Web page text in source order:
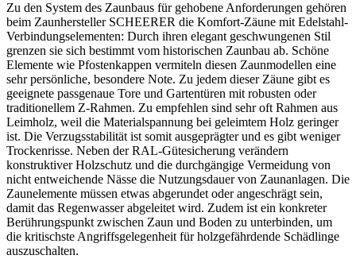
Zu den System des Zaunbaus für gehobene Anforderungen gehören
beim Zaunhersteller SCHEERER die Komfort-Zäune mit Edelstahl-
Verbindungselementen: Durch ihren elegant geschwungenen Stil
grenzen sie sich bestimmt vom historischen Zaunbau ab. Schöne
Elemente wie Pfostenkappen vermiteln diesen Zaunmodellen eine
sehr persönliche, besondere Note. Zu jedem dieser Zäune gibt es
geeignete passgenaue Tore und Gartentüren mit robusten oder
traditionellem Z-Rahmen. Zu empfehlen sind sehr oft Rahmen aus
Leimholz, weil die Materialspannung bei geleimtem Holz geringer
ist. Die Verzugsstabilität ist somit ausgeprägter und es gibt weniger
Trockenrisse. Neben der RAL-Gütesicherung verändern
konstruktiver Holzschutz und die durchgängige Vermeidung von
nicht entweichende Nässe die Nutzungsdauer von Zaunanlagen. Die
Zaunelemente müssen etwas abgerundet oder angeschrägt sein,
damit das Regenwasser abgeleitet wird. Zudem ist ein konkreter
Berührungspunkt zwischen Zaun und Boden zu unterbinden, um
die kritischste Angriffsgelegenheit für holzgefährdende Schädlinge
auszuschalten.